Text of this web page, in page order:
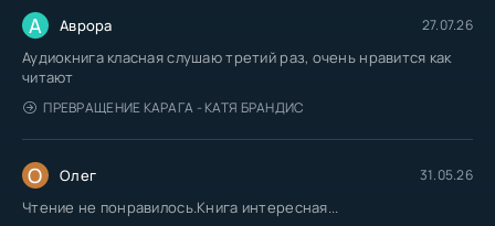
А Аврора 27.07.26
Аудиокнига класная слушаю третий раз, очень нравится как
читают
ПРЕВРАЩЕНИЕ КАРАГА - КАТЯ БРАНДИС
О Олег 31.05.26
Чтение не понравилось.Книга интересная...